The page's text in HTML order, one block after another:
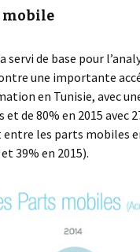
mobile
servi de base pour
une importante
en Tunisie, avec
et de 80% en 2015 avec
les parts mobiles
39% en 2015).